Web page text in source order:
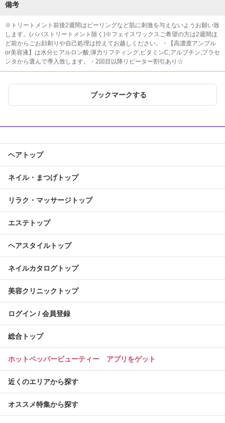
備考
※トリートメント前後2週間はピーリングなど肌に刺激を与えないようお願い致
します。(ババストリートメント除く)※フェイスワックスご希望の方は2週間ほ
ど前からごお顔剃りや自己処理は控えてお越しください。・【高濃度アンプル
or美容液】は水分ヒアルロン酸,弾力リフティング,ビタミンC,アルブチン,プラセ
ンタから選んで導入致します。・2回目以降リピーター割引あり☆
ブックマークする
ヘアトップ
ネイル・まつげトップ
リラク・マッサージトップ
エステトップ
ヘアスタイルトップ
ネイルカタログトップ
美容クリニックトップ
ログイン / 会員登録
総合トップ
ホットペッパービューティー アプリをゲット
近くのエリアから探す
オススメ特集から探す